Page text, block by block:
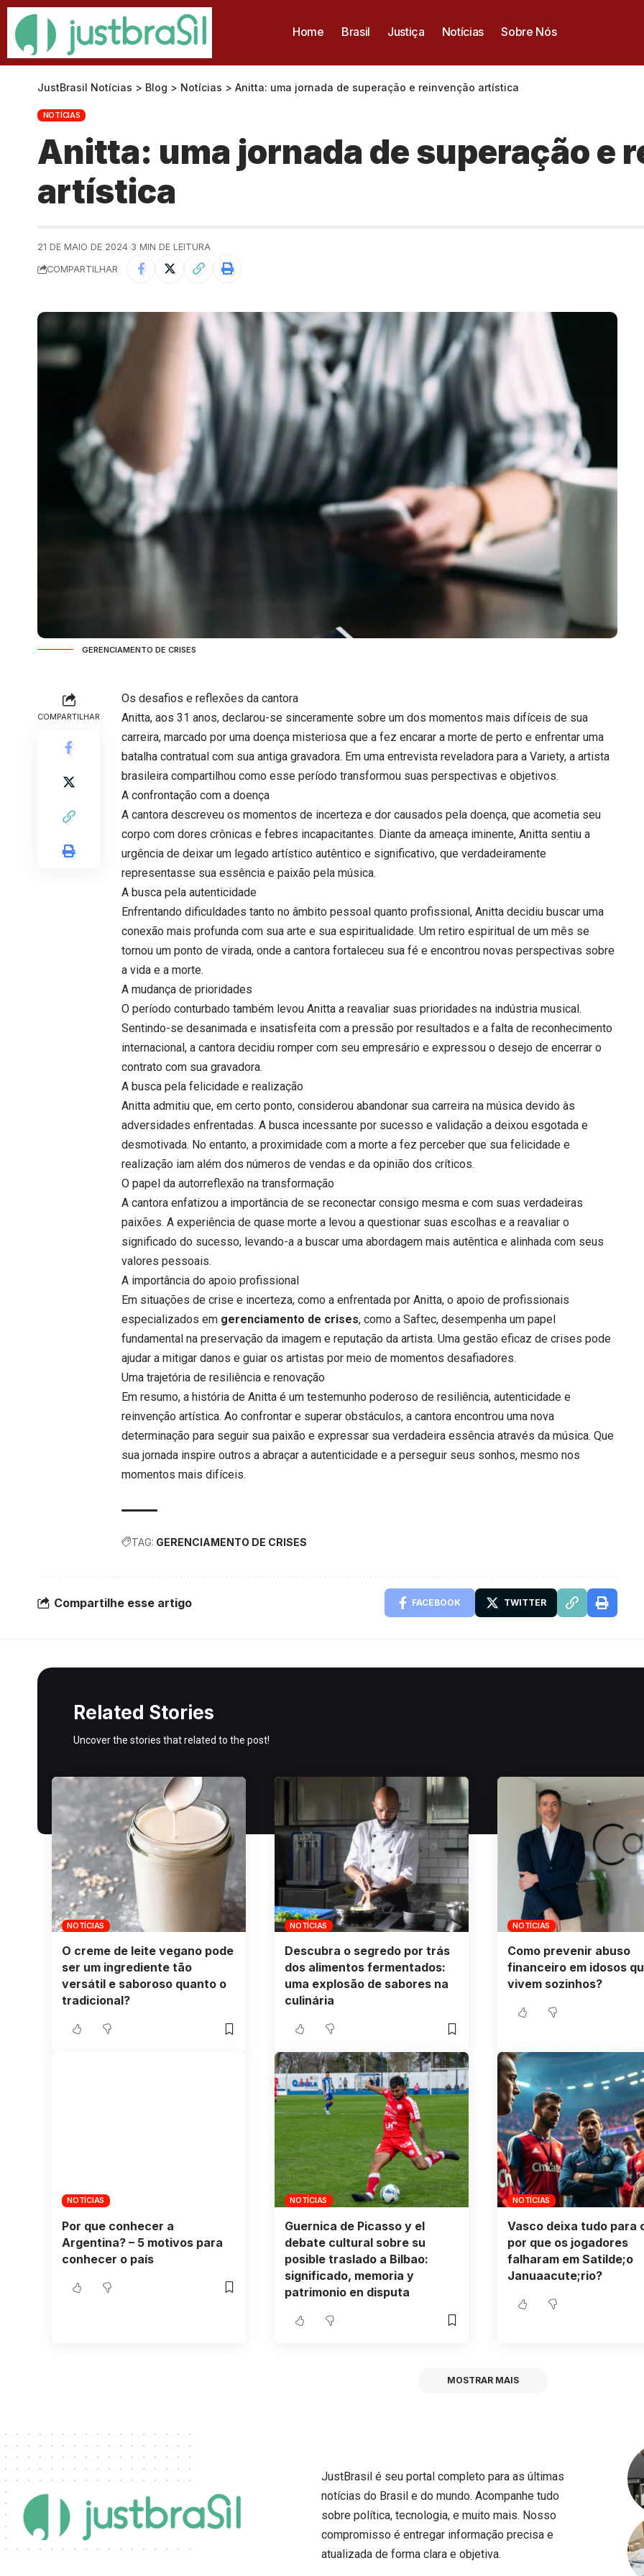
Home Brasil Justiça Notícias Sobre Nós
JustBrasil Notícias > Blog > Notícias > Anitta: uma jornada de superação e reinvenção artística
NOTÍCIAS
Anitta: uma jornada de superação e
artística
21 DE MAIO DE 2024 3 MIN DE LEITURA
COMPARTILHAR
GERENCIAMENTO DE CRISES
COMPARTILHAR
Os desafios e reflexões da cantora
Anitta, aos 31 anos, declarou-se sinceramente sobre um dos momentos mais difíceis de sua
carreira, marcado por uma doença misteriosa que a fez encarar a morte de perto e enfrentar uma
batalha contratual com sua antiga gravadora. Em uma entrevista reveladora para a Variety, a artista
brasileira compartilhou como esse período transformou suas perspectivas e objetivos.
A confrontação com a doença
A cantora descreveu os momentos de incerteza e dor causados pela doença, que acometia seu
corpo com dores crônicas e febres incapacitantes. Diante da ameaça iminente, Anitta sentiu a
urgência de deixar um legado artístico autêntico e significativo, que verdadeiramente
representasse sua essência e paixão pela música.
A busca pela autenticidade
Enfrentando dificuldades tanto no âmbito pessoal quanto profissional, Anitta decidiu buscar uma
conexão mais profunda com sua arte e sua espiritualidade. Um retiro espiritual de um mês se
tornou um ponto de virada, onde a cantora fortaleceu sua fé e encontrou novas perspectivas sobre
a vida e a morte.
A mudança de prioridades
O período conturbado também levou Anitta a reavaliar suas prioridades na indústria musical.
Sentindo-se desanimada e insatisfeita com a pressão por resultados e a falta de reconhecimento
internacional, a cantora decidiu romper com seu empresário e expressou o desejo de encerrar o
contrato com sua gravadora.
A busca pela felicidade e realização
Anitta admitiu que, em certo ponto, considerou abandonar sua carreira na música devido às
adversidades enfrentadas. A busca incessante por sucesso e validação a deixou esgotada e
desmotivada. No entanto, a proximidade com a morte a fez perceber que sua felicidade e
realização iam além dos números de vendas e da opinião dos críticos.
O papel da autorreflexão na transformação
A cantora enfatizou a importância de se reconectar consigo mesma e com suas verdadeiras
paixões. A experiência de quase morte a levou a questionar suas escolhas e a reavaliar o
significado do sucesso, levando-a a buscar uma abordagem mais autêntica e alinhada com seus
valores pessoais.
A importância do apoio profissional
Em situações de crise e incerteza, como a enfrentada por Anitta, o apoio de profissionais
especializados em gerenciamento de crises, como a Saftec, desempenha um papel
fundamental na preservação da imagem e reputação da artista. Uma gestão eficaz de crises pode
ajudar a mitigar danos e guiar os artistas por meio de momentos desafiadores.
Uma trajetória de resiliência e renovação
Em resumo, a história de Anitta é um testemunho poderoso de resiliência, autenticidade e
reinvenção artística. Ao confrontar e superar obstáculos, a cantora encontrou uma nova
determinação para seguir sua paixão e expressar sua verdadeira essência através da música. Que
sua jornada inspire outros a abraçar a autenticidade e a perseguir seus sonhos, mesmo nos
momentos mais difíceis.
TAG: GERENCIAMENTO DE CRISES
Compartilhe esse artigo FACEBOOK TWITTER
Related Stories
Uncover the stories that related to the post!
NOTÍCIAS
O creme de leite vegano pode
ser um ingrediente tão
versátil e saboroso quanto o
tradicional?
NOTÍCIAS
Descubra o segredo por trás
dos alimentos fermentados:
uma explosão de sabores na
culinária
NOTÍCIAS
Como prevenir abuso
financeiro em idosos
vivem sozinhos?
NOTÍCIAS
Por que conhecer a
Argentina? – 5 motivos para
conhecer o país
NOTÍCIAS
Guernica de Picasso y el
debate cultural sobre su
posible traslado a Bilbao:
significado, memoria y
patrimonio en disputa
NOTÍCIAS
Vasco deixa tudo para
por que os jogadores
falharam em Satilde;o
Januaacute;rio?
MOSTRAR MAIS
JustBrasil é seu portal completo para as últimas
notícias do Brasil e do mundo. Acompanhe tudo
sobre política, tecnologia, e muito mais. Nosso
compromisso é entregar informação precisa e
atualizada de forma clara e objetiva.